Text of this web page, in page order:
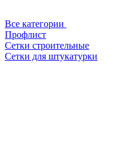
Все категории
Профлист
Сетки строительные
Сетки для штукатурки